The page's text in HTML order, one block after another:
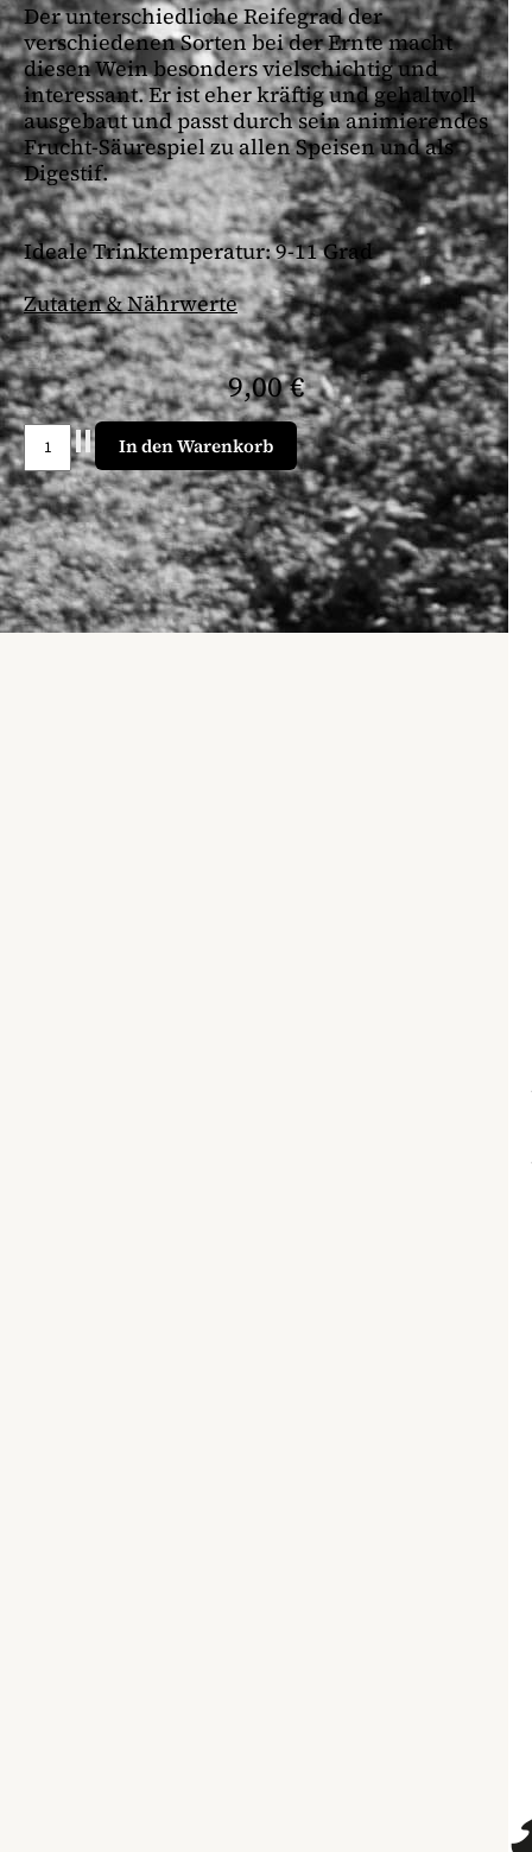
Der unterschiedliche Reifegrad der
verschiedenen Sorten bei der Ernte macht
diesen Wein besonders vielschichtig und
interessant. Er ist eher kräftig und gehaltvoll
ausgebaut und passt durch sein animierendes
Frucht-Säurespiel zu allen Speisen und als
Digestif.
Ideale Trinktemperatur: 9-11 Grad
Zutaten & Nährwerte
9,00 €